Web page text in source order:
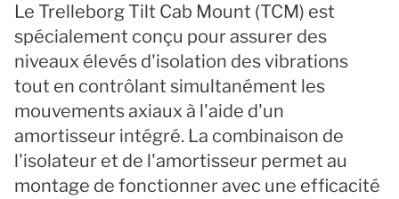
Le Trelleborg Tilt Cab Mount (TCM) est
spécialement conçu pour assurer des
niveaux élevés d'isolation des vibrations
tout en contrôlant simultanément les
mouvements axiaux à l'aide d'un
amortisseur intégré. La combinaison de
l'isolateur et de l'amortisseur permet au
montage de fonctionner avec une efficacité